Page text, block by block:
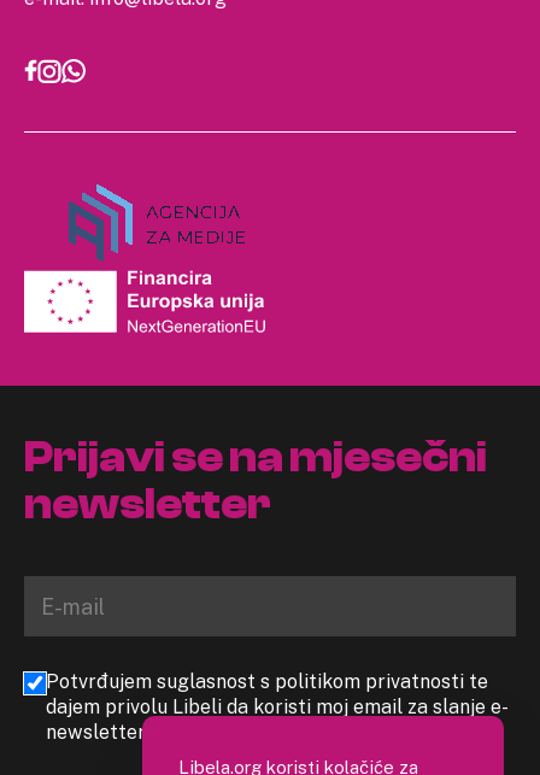
Prijavi se na mjesečni
newsletter
Potvrđujem suglasnost s politikom privatnosti te
dajem privolu Libeli da koristi moj email za slanje e-
newslettera
Libela.org koristi kolačiće za